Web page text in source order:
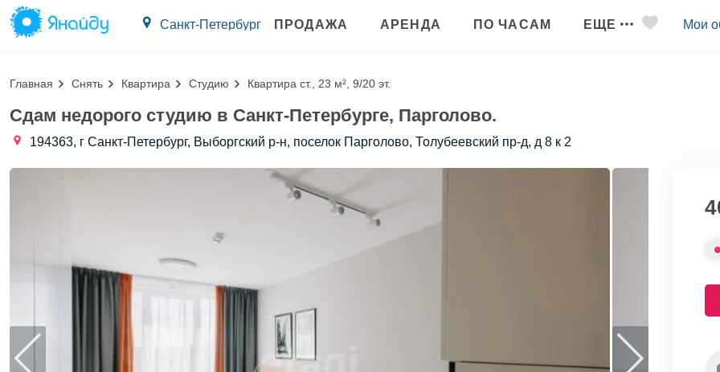
Санкт-Петербург ПРОДАЖА АРЕНДА ПО ЧАСАМ ЕЩЕ Мои
Главная Снять Квартира Студию Квартира ст., 23 м², 9/20 эт.
Сдам недорого студию в Санкт-Петербурге, Парголово.
194363, г Санкт-Петербург, Выборгский р-н, поселок Парголово, Толубеевский пр-д, д 8 к 2